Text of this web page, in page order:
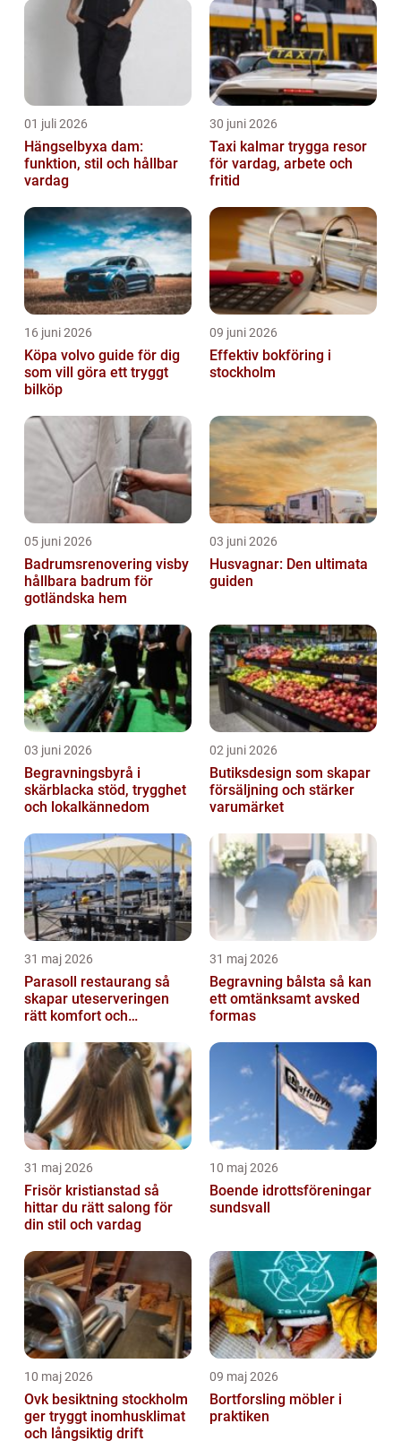
01 juli 2026
Hängselbyxa dam:
funktion, stil och hållbar
vardag
30 juni 2026
Taxi kalmar trygga resor
för vardag, arbete och
fritid
16 juni 2026
Köpa volvo guide för dig
som vill göra ett tryggt
bilköp
09 juni 2026
Effektiv bokföring i
stockholm
05 juni 2026
Badrumsrenovering visby
hållbara badrum för
gotländska hem
03 juni 2026
Husvagnar: Den ultimata
guiden
03 juni 2026
Begravningsbyrå i
skärblacka stöd, trygghet
och lokalkännedom
02 juni 2026
Butiksdesign som skapar
försäljning och stärker
varumärket
31 maj 2026
Parasoll restaurang så
skapar uteserveringen
rätt komfort och
31 maj 2026
Begravning bålsta så kan
ett omtänksamt avsked
formas
31 maj 2026
Frisör kristianstad så
hittar du rätt salong för
din stil och vardag
10 maj 2026
Boende idrottsföreningar
sundsvall
10 maj 2026
Ovk besiktning stockholm
ger tryggt inomhusklimat
och långsiktig drift
09 maj 2026
Bortforsling möbler i
praktiken